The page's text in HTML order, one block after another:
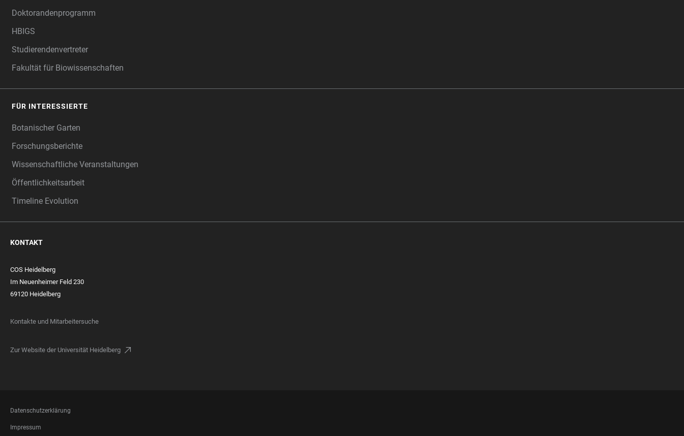
Doktorandenprogramm
HBIGS
Studierendenvertreter
Fakultät für Biowissenschaften
FÜR INTERESSIERTE
Botanischer Garten
Forschungsberichte
Wissenschaftliche Veranstaltungen
Öffentlichkeitsarbeit
Timeline Evolution
KONTAKT
COS Heidelberg
Im Neuenheimer Feld 230
69120 Heidelberg
Kontakte und Mitarbeitersuche
Zur Website der Universität Heidelberg
FOOTER
LEGAL
Datenschutzerklärung
Impressum